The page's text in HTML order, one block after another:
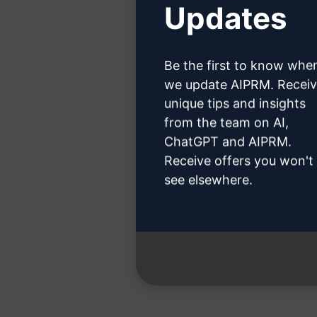
3. lépés :
Updates
Be the first to know
we update AIPRM.
unique tips and insights
from the team on AI,
ChatGPT and AIPRM.
Receive offers you won't
see elsewhere.